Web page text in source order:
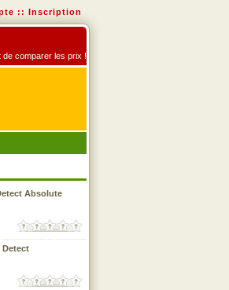
:: Inscription
de comparer les prix !
Absolute
Detect